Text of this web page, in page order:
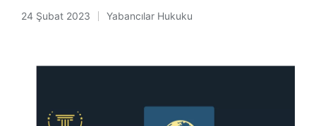
24 Şubat 2023
Posted
Yabancılar Hukuku